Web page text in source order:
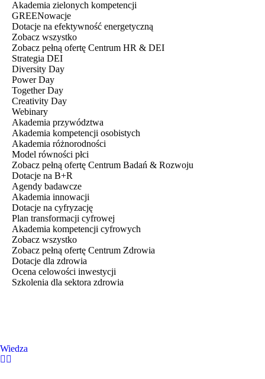
Akademia zielonych kompetencji
GREENowacje
Dotacje na efektywność energetyczną
Zobacz wszystko
Zobacz pełną ofertę Centrum HR & DEI
Strategia DEI
Diversity Day
Power Day
Together Day
Creativity Day
Webinary
Akademia przywództwa
Akademia kompetencji osobistych
Akademia różnorodności
Model równości płci
Zobacz pełną ofertę Centrum Badań & Rozwoju
Dotacje na B+R
Agendy badawcze
Akademia innowacji
Dotacje na cyfryzację
Plan transformacji cyfrowej
Akademia kompetencji cyfrowych
Zobacz wszystko
Zobacz pełną ofertę Centrum Zdrowia
Dotacje dla zdrowia
Ocena celowości inwestycji
Szkolenia dla sektora zdrowia
Wiedza